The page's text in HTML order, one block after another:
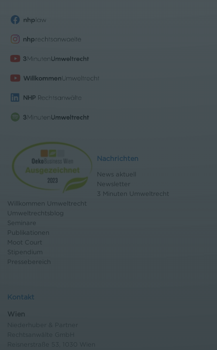
Nachrichten
News aktuell
Newsletter
3 Minuten Umweltrecht
Willkommen Umweltrecht
Umweltrechtsblog
Seminare
Publikationen
Moot Court
Stipendium
Pressebereich
Kontakt
Wien